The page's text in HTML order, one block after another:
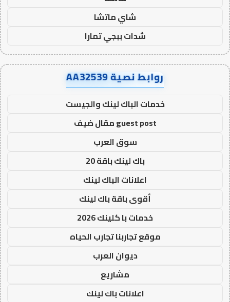
شاي ماتشا
شدات ببجي تمارا
روابط نصية AA32539
خدمات الباك لينك والجيست
guest post مقال ضيف
سوق العرب
باك لينك باقة 20
اعلانات الباك لينك
أقوى باقة باك لينك
خدمات با كلينك 2026
موقع تجاربنا تجارب الحياه
ديوان العرب
مشاريع
اعلانات باك لينك